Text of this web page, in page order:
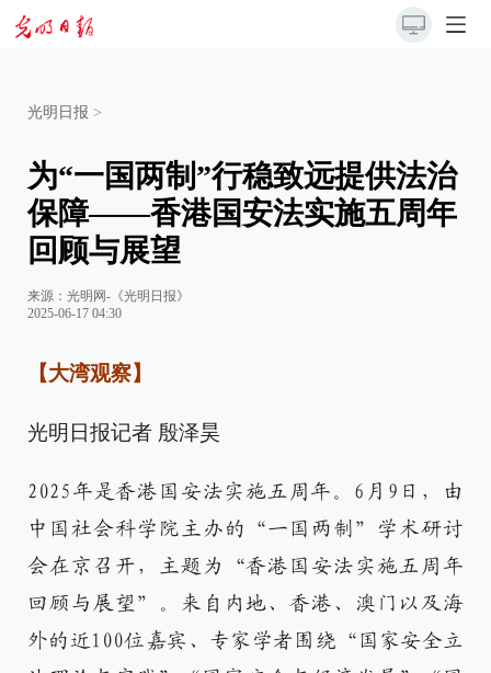
光明日报 >
为“一国两制”行稳致远提供法治
保障——香港国安法实施五周年
回顾与展望
来源： 光明网-《光明日报》
2025-06-17 04:30
【大湾观察】
光明日报记者 殷泽昊
2025年是香港国安法实施五周年。6月9日，由
中国社会科学院主办的“一国两制”学术研讨
会在京召开，主题为“香港国安法实施五周年
回顾与展望”。来自内地、香港、澳门以及海
外的近100位嘉宾、专家学者围绕“国家安全立